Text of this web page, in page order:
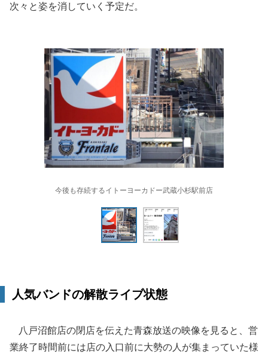
次々と姿を消していく予定だ。
今後も存続するイトーヨーカドー武蔵小杉駅前店
人気バンドの解散ライブ状態
八戸沼館店の閉店を伝えた青森放送の映像を見ると、営
業終了時間前には店の入口前に大勢の人が集まっていた様